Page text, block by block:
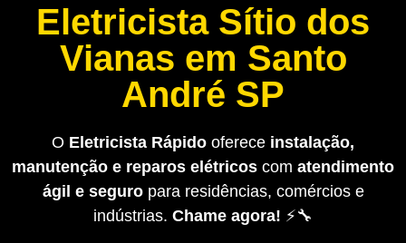
Eletricista Sítio dos
Vianas em Santo
André SP
O Eletricista Rápido oferece instalação,
manutenção e reparos elétricos com atendimento
ágil e seguropara residências, comércios e
indústrias. Chame agora! ⚡🔧